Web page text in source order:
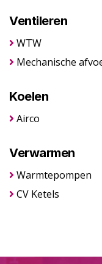
Ventileren
WTW
Mechanische
Koelen
Airco
Verwarmen
Warmtepompen
CV Ketels